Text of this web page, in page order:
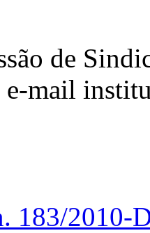
de
e-mail
183/2010-